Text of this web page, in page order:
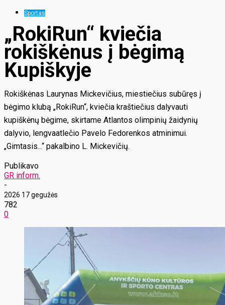
Sportas
„RokiRun“ kviečia
rokiškėnus į bėgimą
Kupiškyje
Rokiškėnas Laurynas Mickevičius, miestiečius subūręs į
bėgimo klubą „RokiRun“, kviečia kraštiečius dalyvauti
kupiškėnų bėgime, skirtame Atlantos olimpinių žaidynių
dalyvio, lengvaatlečio Pavelo Fedorenkos atminimui.
„Gimtasis...“ pakalbino L. Mickevičių.
Publikavo
GR inform.
-
2026 17 gegužės
782
0